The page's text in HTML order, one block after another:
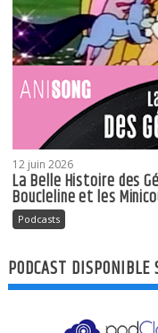
12 juin 2026
La Belle Histoire des
Boucleline et les
Podcasts
PODCAST DISPONIBLE